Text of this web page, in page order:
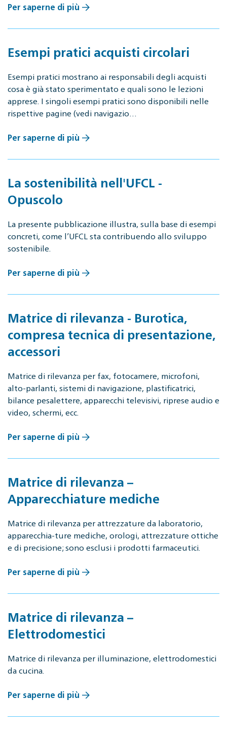
Per saperne di più
Esempi pratici acquisti circolari
Esempi pratici mostrano ai responsabili degli acquisti
cosa è già stato sperimentato e quali sono le lezioni
apprese. I singoli esempi pratici sono disponibili nelle
rispettive pagine (vedi navigazio…
Per saperne di più
La sostenibilità nell'UFCL -
Opuscolo
La presente pubblicazione illustra, sulla base di esempi
concreti, come l’UFCL sta contribuendo allo sviluppo
sostenibile.
Per saperne di più
Matrice di rilevanza - Burotica,
compresa tecnica di presentazione,
accessori
Matrice di rilevanza per fax, fotocamere, microfoni,
alto-parlanti, sistemi di navigazione, plastificatrici,
bilance pesalettere, apparecchi televisivi, riprese audio e
video, schermi, ecc.
Per saperne di più
Matrice di rilevanza –
Apparecchiature mediche
Matrice di rilevanza per attrezzature da laboratorio,
apparecchia-ture mediche, orologi, attrezzature ottiche
e di precisione; sono esclusi i prodotti farmaceutici.
Per saperne di più
Matrice di rilevanza –
Elettrodomestici
Matrice di rilevanza per illuminazione, elettrodomestici
da cucina.
Per saperne di più